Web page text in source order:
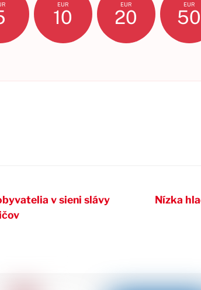
EUR
10
EUR
20
EUR
50
v sieni slávy
Nízka